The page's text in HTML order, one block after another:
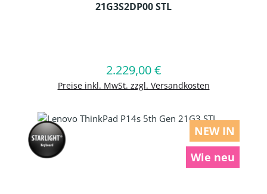
21G3S2DP00 STL
Regulärer Preis:
2.229,00 €
Preise inkl. MwSt. zzgl. Versandkosten
In den Warenkorb
NEW IN
Wie neu